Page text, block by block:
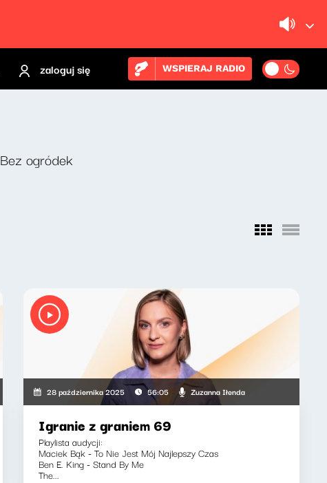
zaloguj się WSPIERAJ RADIO
Bez ogródek
28 października 2025 56:05 Zuzanna Iłenda
Igranie z graniem 69
Playlista audycji:
Maciek Bąk - To Nie Jest Mój Najlepszy Czas
Ben E. King - Stand By Me
The...